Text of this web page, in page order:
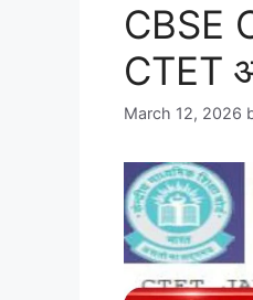
CBSE
CTET
March 12, 2026